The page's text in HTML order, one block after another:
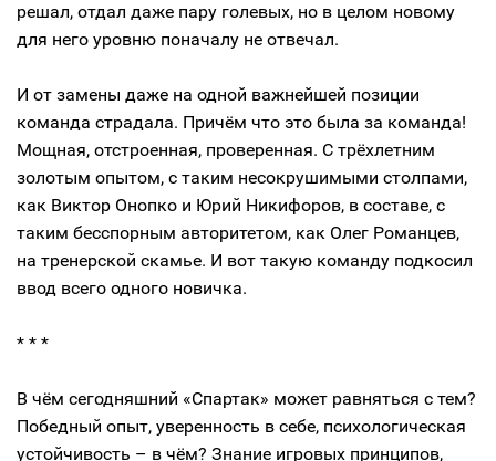
решал, отдал даже пару голевых, но в целом новому
для него уровню поначалу не отвечал.
И от замены даже на одной важнейшей позиции
команда страдала. Причём что это была за команда!
Мощная, отстроенная, проверенная. С трёхлетним
золотым опытом, с таким несокрушимыми столпами,
как Виктор Онопко и Юрий Никифоров, в составе, с
таким бесспорным авторитетом, как Олег Романцев,
на тренерской скамье. И вот такую команду подкосил
ввод всего одного новичка.
* * *
В чём сегодняшний «Спартак» может равняться с тем?
Победный опыт, уверенность в себе, психологическая
устойчивость – в чём? Знание игровых принципов,